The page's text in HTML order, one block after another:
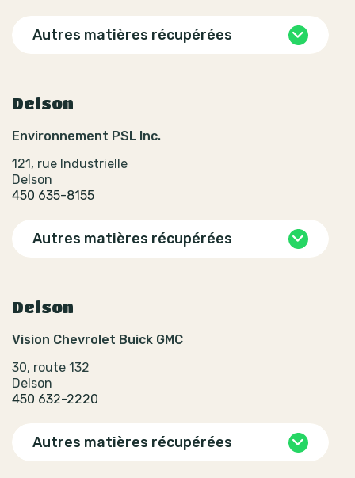
Autres matières récupérées
Delson
Environnement PSL Inc.
121, rue Industrielle
Delson
450 635-8155
Autres matières récupérées
Delson
Vision Chevrolet Buick GMC
30, route 132
Delson
450 632-2220
Autres matières récupérées